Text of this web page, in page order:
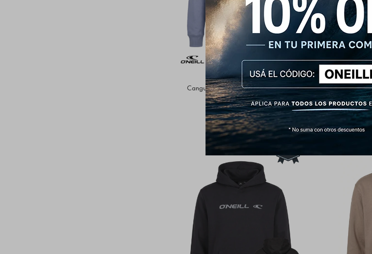
Canguro O'Neill Essential Core - Azul
$2.232 $ 2.790
Canguro